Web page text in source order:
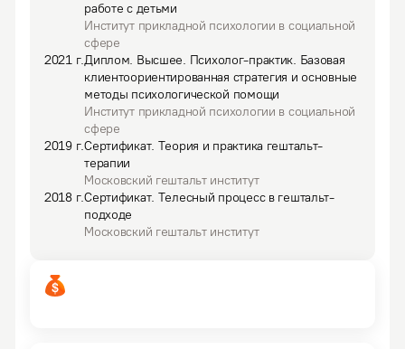
работе с детьми
Институт прикладной психологии в социальной
сфере
2021г.Диплом. Высшее. Психолог-практик. Базовая
клиентоориентированная стратегия и основные
методы психологической помощи
Институт прикладной психологии в социальной
сфере
2019г.Сертификат. Теория и практика гештальт-
терапии
Московский гештальт институт
2018г.Сертификат. Телесный процесс в гештальт-
подходе
Московский гештальт институт